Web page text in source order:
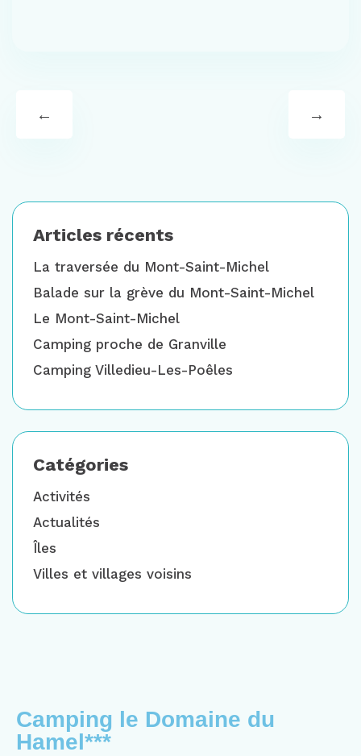
← →
Articles récents
La traversée du Mont-Saint-Michel
Balade sur la grève du Mont-Saint-Michel
Le Mont-Saint-Michel
Camping proche de Granville
Camping Villedieu-Les-Poêles
Catégories
Activités
Actualités
Îles
Villes et villages voisins
Camping le Domaine du
Hamel***